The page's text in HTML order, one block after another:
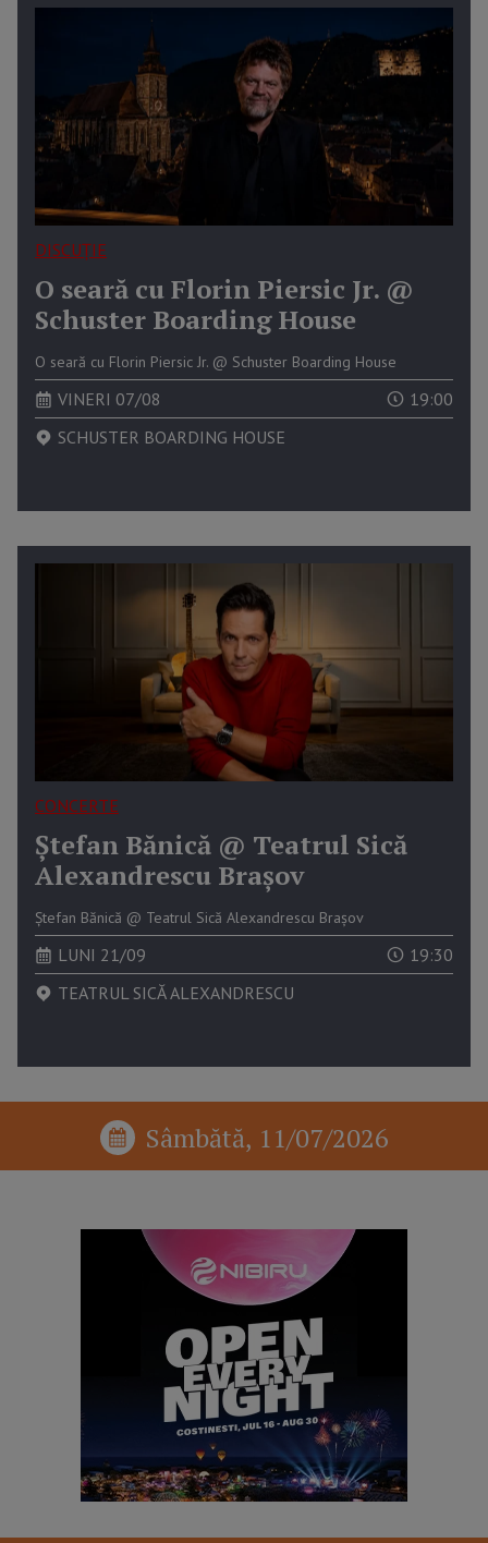
DISCUȚIE
O seară cu Florin Piersic Jr. @
Schuster Boarding House
O seară cu Florin Piersic Jr. @ Schuster Boarding House
VINERI 07/08
19:00
SCHUSTER BOARDING HOUSE
CONCERTE
Ștefan Bănică @ Teatrul Sică
Alexandrescu Brașov
Ștefan Bănică @ Teatrul Sică Alexandrescu Brașov
LUNI 21/09
19:30
TEATRUL SICĂ ALEXANDRESCU
Sâmbătă, 11/07/2026